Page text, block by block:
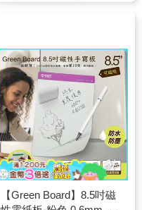
【Green Board】8.5吋磁